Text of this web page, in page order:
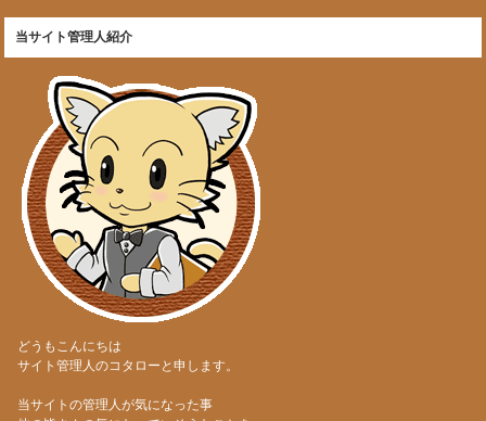
当サイト管理人紹介
どうもこんにちは
サイト管理人のコタローと申します。
当サイトの管理人が気になった事